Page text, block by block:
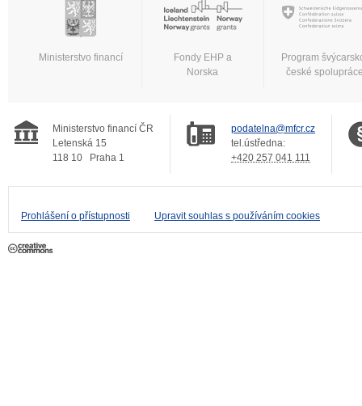
Ministerstvo financí
Fondy EHP a
Norska
Program
české
Ministerstvo financí ČR
Letenská 15
118 10
Praha 1
podatelna@mfcr.cz
tel.ústředna:
+420 257 041 111
Prohlášení o přístupnosti Upravit souhlas s používáním cookies